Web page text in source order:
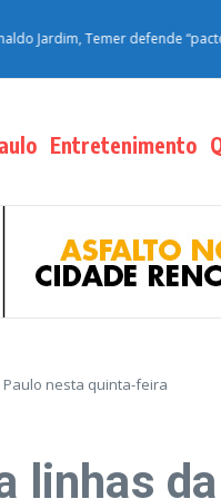
Temer defende “pacto”
Entretenimento
nesta quinta-feira